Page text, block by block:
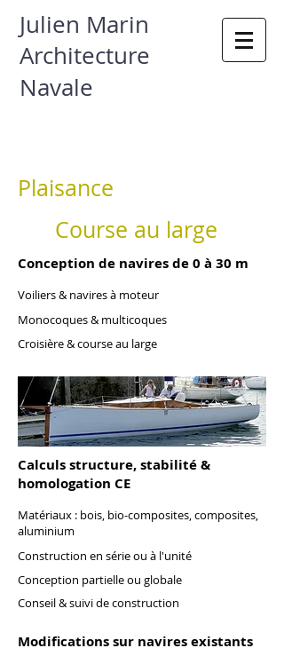
Julien Marin
Architecture
Navale
Plaisance
Course au large
Conception de navires de 0 à 30 m
Voiliers & navires à moteur
Monocoques & multicoques
Croisière & course au large
Calculs structure, stabilité &
homologation CE
Matériaux : bois, bio-composites, composites,
aluminium
Construction en série ou à l'unité
Conception partielle ou globale
Conseil & suivi de construction
Modifications sur navires existants